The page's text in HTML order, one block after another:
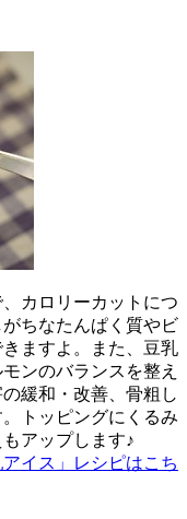
カロリーカットにつ
ちなたんぱく質やビ
ますよ。また、豆乳
ンのバランスを整え
緩和・改善、骨粗し
トッピングにくるみ
アップします♪
イス」レシピはこち